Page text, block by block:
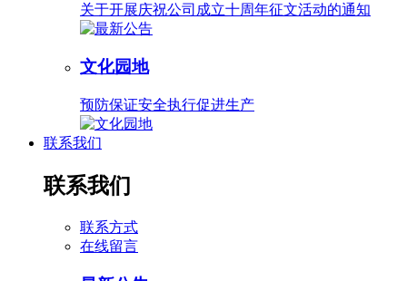
关于开展庆祝公司成立十周年征文活动的通知
文化园地
预防保证安全执行促进生产
联系我们
联系我们
联系方式
在线留言